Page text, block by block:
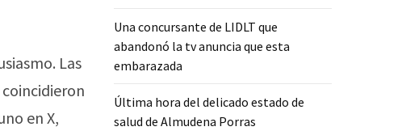
Las
en X,
Una concursante de LIDLT que
abandonó la tv anuncia que esta
embarazada
Última hora del delicado estado de
salud de Almudena Porras